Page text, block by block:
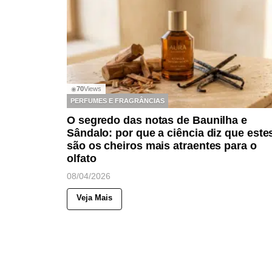
◉70Views
PERFUMES E FRAGRÂNCIAS
O segredo das notas de Baunilha e
Sândalo: por que a ciência diz que
são os cheiros mais atraentes para o
olfato
08/04/2026
Veja Mais